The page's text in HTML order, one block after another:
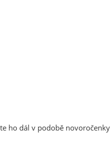
ho dál v podobě